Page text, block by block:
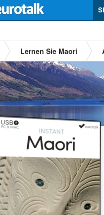
Lernen Sie Maori